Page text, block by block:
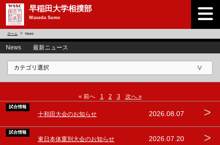
早稲田大学相撲部
Waseda Sumo
ホーム News
News 最新ニュース
« 前へ 1 2 3 次へ »
試合情報
十和田大会のお知らせ 2026.08.07 >
試合情報
東日本体重別大会のお知らせ 2026.07.20 >